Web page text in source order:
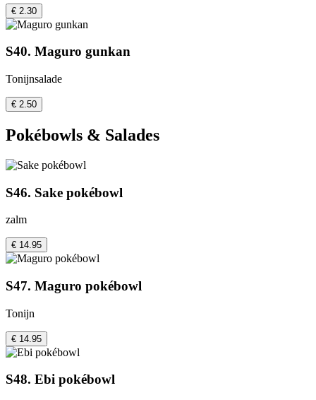
€ 2.30
S40. Maguro gunkan
Tonijnsalade
€ 2.50
Pokébowls & Salades
S46. Sake pokébowl
zalm
€ 14.95
S47. Maguro pokébowl
Tonijn
€ 14.95
S48. Ebi pokébowl